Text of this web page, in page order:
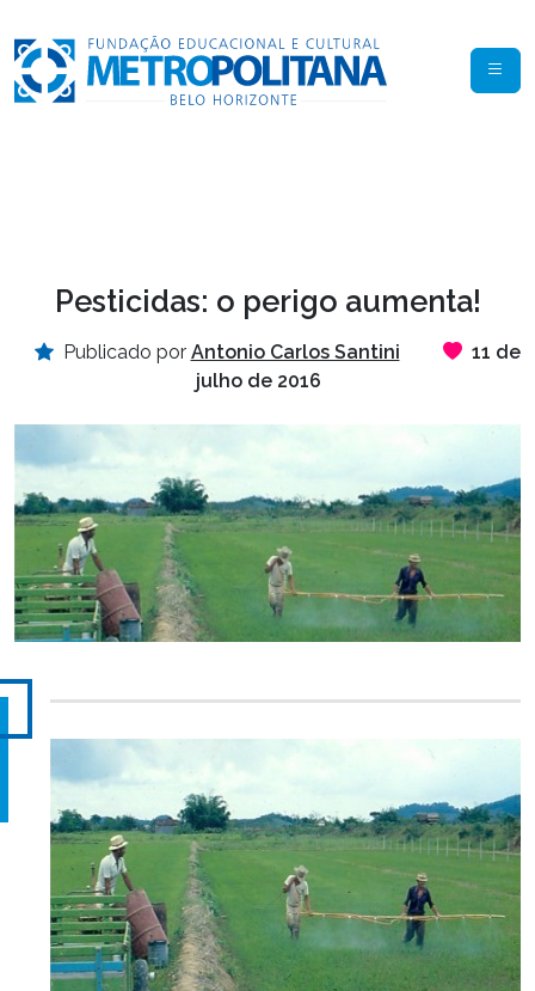
Pesticidas: o perigo aumenta!
Publicado por Antonio Carlos Santini
11 de
julho de 2016